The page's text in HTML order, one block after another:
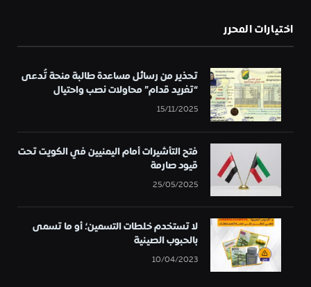
اختيارات المحرر
تحذير من رسائل مساعدة طالبة منحة تُدعى
“تغريد قدام” محاولات نصب واحتيال
15/11/2025
فتح التأشيرات أمام اليمنيين في الكويت تحت
قيود صارمة
25/05/2025
لا تستخدم خلطات التسمين؛ أو ما تسمى
بالحبوب الصينية
10/04/2023